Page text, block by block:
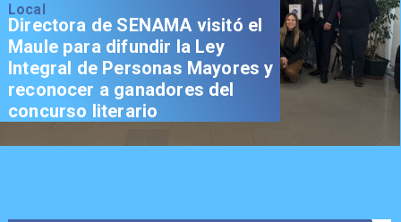
Local
Directora de SENAMA visitó el
Maule para difundir la Ley
Integral de Personas Mayores y
reconocer a ganadores del
concurso literario